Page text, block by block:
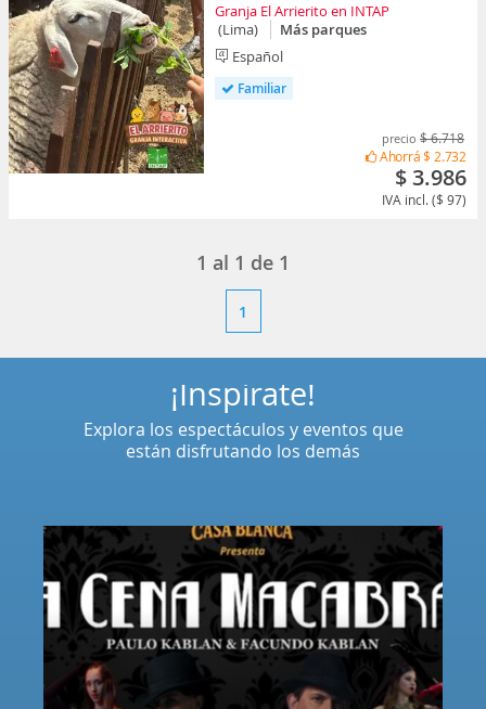
Granja El Arrierito en INTAP
(Lima)
Más parques
Español
Familiar
precio $ 6.718
Ahorrá$ 2.732
$ 3.986
IVA incl. ($ 97)
1 al 1 de 1
1
¡Inspírate!
Explora los espectáculos y eventos que
están disfrutando los demás